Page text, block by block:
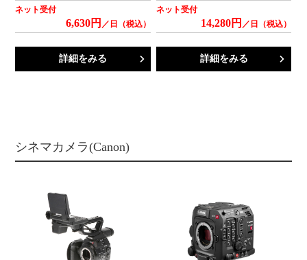
ネット受付
6,630円 ／日（税込）
詳細をみる
ネット受付
14,280円 ／日（税込）
詳細をみる
シネマカメラ(Canon)